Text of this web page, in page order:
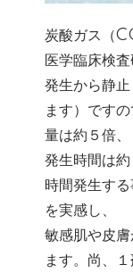
炭酸ガス（
医学臨床検
発生から静
ます）です
量は約５倍、
発生時間は
時間発生す
を実感し、
敏感肌や皮
ます。尚、